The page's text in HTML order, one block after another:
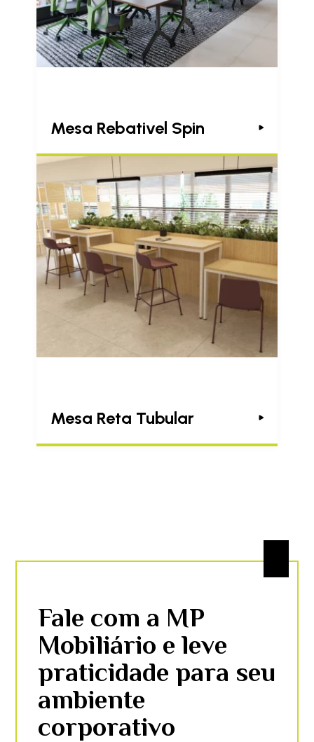
Mesa Rebativel Spin
Mesa Reta Tubular
Fale com a MP
Mobiliário e leve
praticidade para seu
ambiente
corporativo